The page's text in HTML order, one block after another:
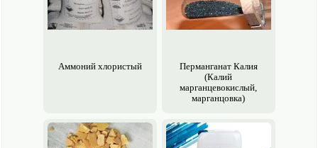
Аммоний хлористый
Перманганат Калия
(Калий
марганцевокислый,
марганцовка)